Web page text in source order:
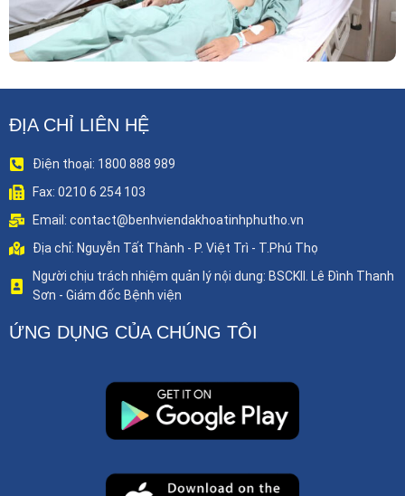
ĐỊA CHỈ LIÊN HỆ
Điện thoại: 1800 888 989
Fax: 0210 6 254 103
Email: contact@benhviendakhoatinhphutho.vn
Địa chỉ: Nguyễn Tất Thành - P. Việt Trì - T.Phú Thọ
Người chịu trách nhiệm quản lý nội dung: BSCKII. Lê Đình Thanh
Sơn - Giám đốc Bệnh viện
ỨNG DỤNG CỦA CHÚNG TÔI